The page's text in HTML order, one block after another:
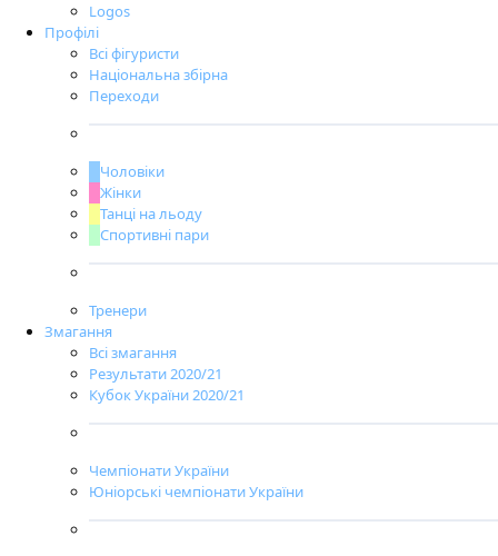
Logos
Профілі
Всі фігуристи
Національна збірна
Переходи
Чоловіки
Жінки
Танці на льоду
Спортивні пари
Тренери
Змагання
Всі змагання
Результати 2020/21
Кубок України 2020/21
Чемпіонати України
Юніорські чемпіонати України